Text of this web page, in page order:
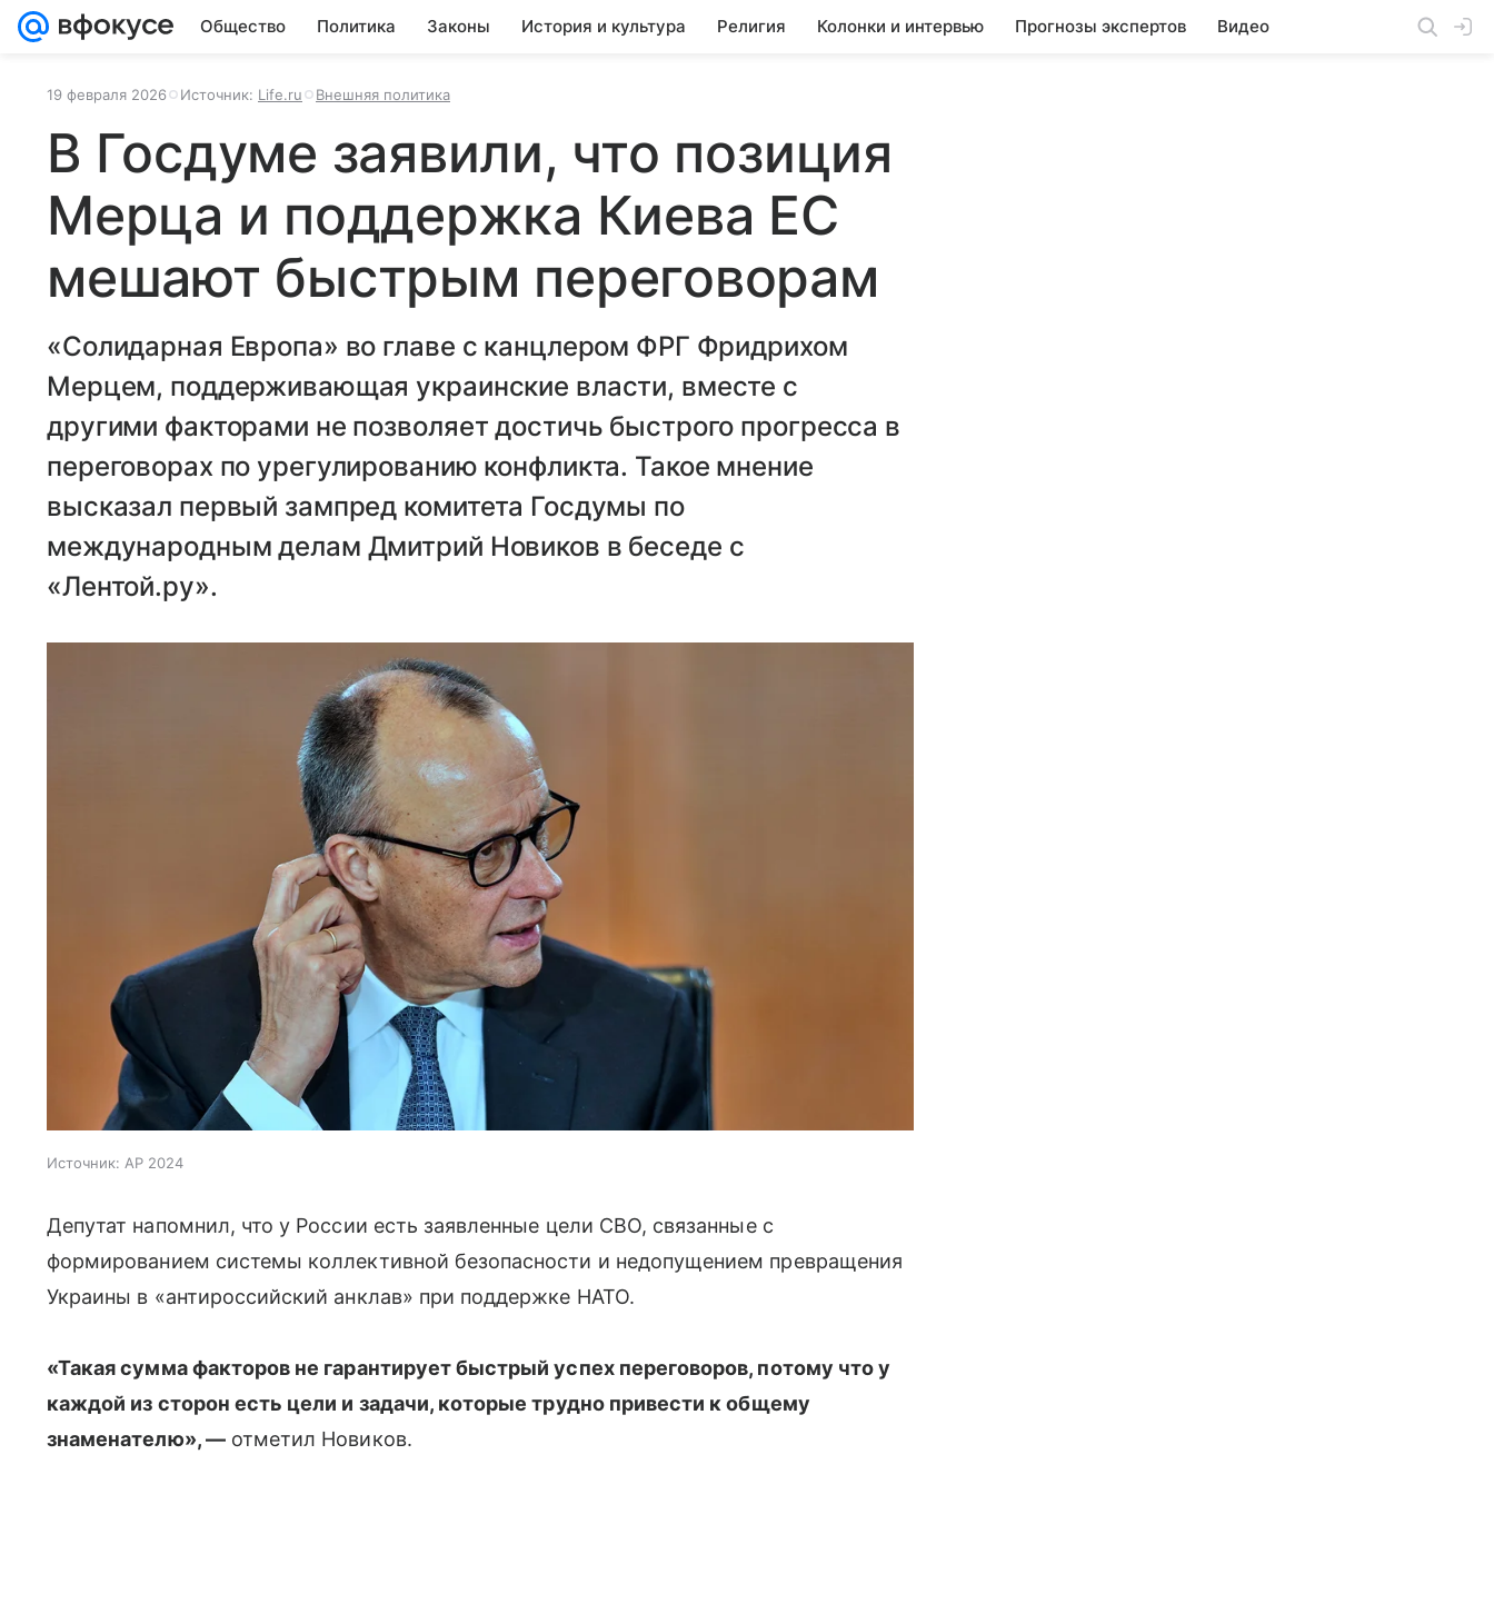
Общество Политика Законы История и культура Религия Колонки и интервью Прогнозы экспертов Видео
19 февраля 2026 Источник: Life.ru Внешняя политика
В Госдуме заявили, что позиция
Мерца и поддержка Киева ЕС
мешают быстрым переговорам
«Солидарная Европа» во главе с канцлером ФРГ Фридрихом
Мерцем, поддерживающая украинские власти, вместе с
другими факторами не позволяет достичь быстрого прогресса в
переговорах по урегулированию конфликта. Такое мнение
высказал первый зампред комитета Госдумы по
международным делам Дмитрий Новиков в беседе с
«Лентой.ру».
Источник: AP 2024
Депутат напомнил, что у России есть заявленные цели СВО, связанные с
формированием системы коллективной безопасности и недопущением превращения
Украины в «антироссийский анклав» при поддержке НАТО.
«Такая сумма факторов не гарантирует быстрый успех переговоров, потому что у
каждой из сторон есть цели и задачи, которые трудно привести к общему
знаменателю», —отметил Новиков.